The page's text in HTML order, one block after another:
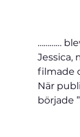
…………
Jessica,
filmade
När
började